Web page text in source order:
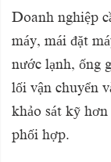
Doanh nghiệp
máy, mái đặt
nước lạnh, ống
lối vận chuyển
khảo sát kỹ
phối hợp.